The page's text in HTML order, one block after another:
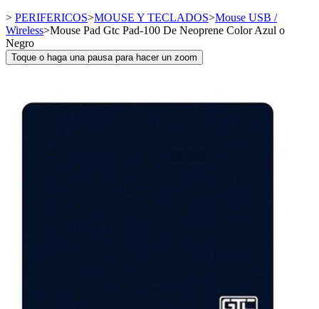
> PERIFERICOS>MOUSE Y TECLADOS>Mouse USB /
Wireless>Mouse Pad Gtc Pad-100 De Neoprene Color Azul o
Negro
Toque o haga una pausa para hacer un zoom